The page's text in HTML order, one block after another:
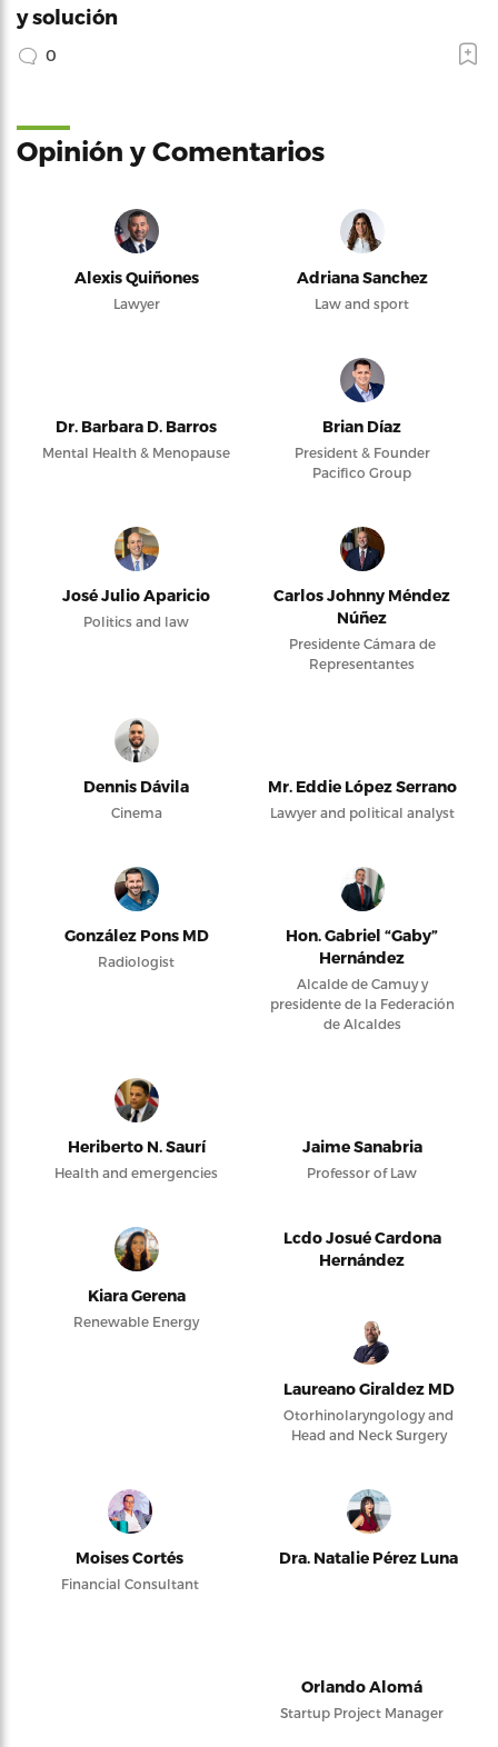
y solución
0
Opinión y Comentarios
Alexis Quiñones
Lawyer
Adriana Sanchez
Law and sport
Dr. Barbara D. Barros
Mental Health & Menopause
Brian Díaz
President & Founder
Pacifico Group
José Julio Aparicio
Politics and law
Carlos Johnny Méndez
Núñez
Presidente Cámara de
Representantes
Dennis Dávila
Cinema
Mr. Eddie López Serrano
Lawyer and political analyst
González Pons MD
Radiologist
Hon. Gabriel “Gaby”
Hernández
Alcalde de Camuy y
presidente de la Federación
de Alcaldes
Heriberto N. Saurí
Health and emergencies
Jaime Sanabria
Professor of Law
Kiara Gerena
Renewable Energy
Lcdo Josué Cardona
Hernández
Laureano Giraldez MD
Otorhinolaryngology and
Head and Neck Surgery
Moises Cortés
Financial Consultant
Dra. Natalie Pérez Luna
Orlando Alomá
Startup Project Manager